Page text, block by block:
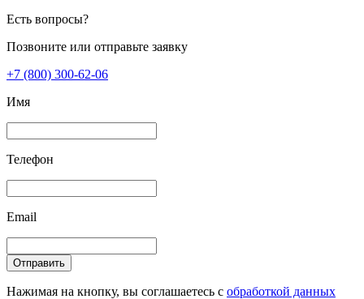
Есть вопросы?
Позвоните или отправьте заявку
+7 (800) 300-62-06
Имя
Телефон
Email
Отправить
Нажимая на кнопку, вы соглашаетесь с обработкой данных